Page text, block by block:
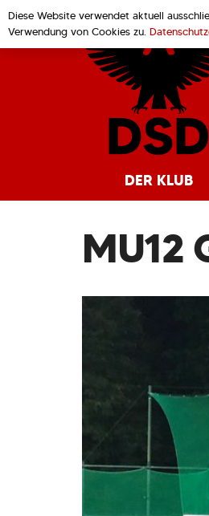
DER KLUB
MU12
Diese Website verwendet aktuell
Verwendung von Cookies zu.